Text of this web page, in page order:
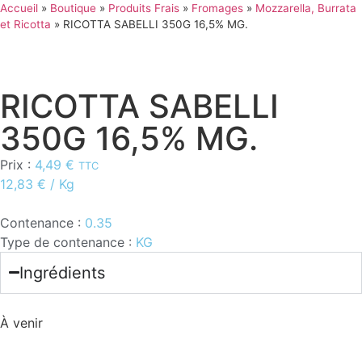
Accueil » Boutique » Produits Frais » Fromages » Mozzarella, Burrata
et Ricotta » RICOTTA SABELLI 350G 16,5% MG.
RICOTTA SABELLI
350G 16,5% MG.
Prix : 4,49 € TTC
12,83 € / Kg
Contenance : 0.35
Type de contenance : KG
Ingrédients
À venir